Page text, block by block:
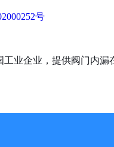
号
业企业，提供阀门内漏